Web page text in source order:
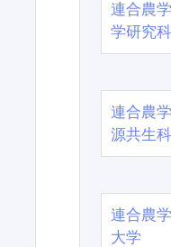
連合農
学研究科
連合農
源共生
連合農
大学